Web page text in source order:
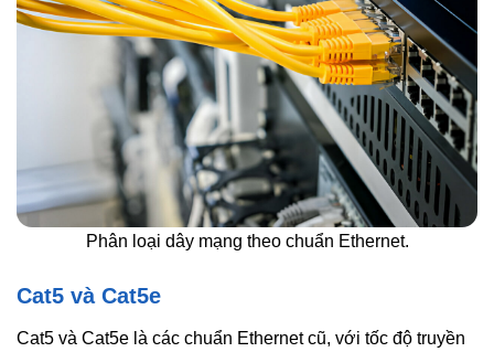
Phân loại dây mạng theo chuẩn Ethernet.
Cat5 và Cat5e
Cat5 và Cat5e là các chuẩn Ethernet cũ, với tốc độ truyền